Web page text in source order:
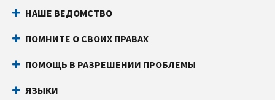
НАШЕ ВЕДОМСТВО
ПОМНИТЕ О СВОИХ ПРАВАХ
ПОМОЩЬ В РАЗРЕШЕНИИ ПРОБЛЕМЫ
ЯЗЫКИ